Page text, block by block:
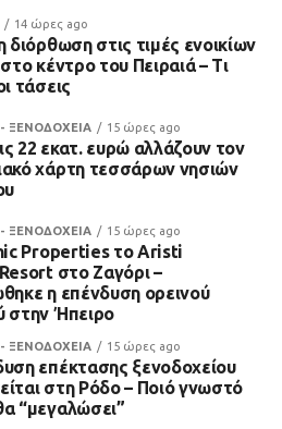
14 ώρες ago
διόρθωση στις τιμές ενοικίων
στο κέντρο του Πειραιά – Τι
τάσεις
ΞΕΝΟΔΟΧΕΙΑ 15 ώρες ago
22 εκατ. ευρώ αλλάζουν τον
χάρτη τεσσάρων νησιών
ΞΕΝΟΔΟΧΕΙΑ 15 ώρες ago
Properties το Aristi
στο Ζαγόρι –
η επένδυση ορεινού
στην Ήπειρο
ΞΕΝΟΔΟΧΕΙΑ 15 ώρες ago
επέκτασης ξενοδοχείου
στη Ρόδο – Ποιό γνωστό
“μεγαλώσει”